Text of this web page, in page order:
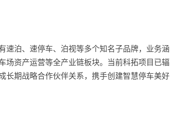
速泊、速停车、泊视等多个知名子品牌，业务涵
场资产运营等全产业链板块。当前科拓项目已辐
长期战略合作伙伴关系，携手创建智慧停车美好